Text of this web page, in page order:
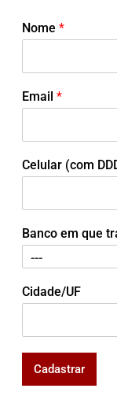
Nome *
Email *
Celular (com
Banco em que
Cidade/UF
Cadastrar